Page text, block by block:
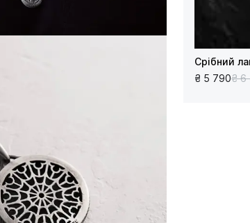
Срібний
₴ 5 790₴ 6